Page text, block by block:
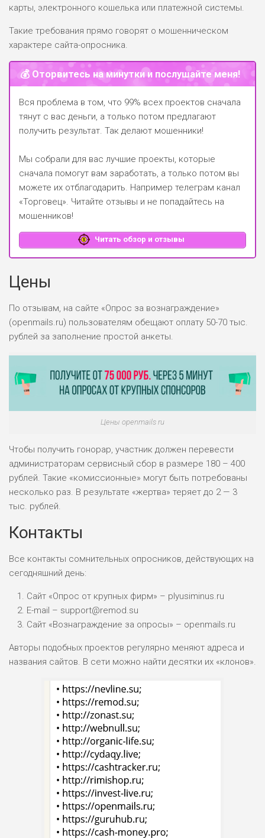
карты, электронного кошелька или платежной системы.
Такие требования прямо говорят о мошенническом
характере сайта-опросника.
💰 Оторвитесь на минутки и послушайте меня!
Вся проблема в том, что 99% всех проектов сначала
тянут с вас деньги, а только потом предлагают
получить результат. Так делают мошенники!
Мы собрали для вас лучшие проекты, которые
сначала помогут вам заработать, а только потом вы
можете их отблагодарить. Например телеграм канал
«Торговец». Читайте отзывы и не попадайтесь на
мошенников!
Читать обзор и отзывы
Цены
По отзывам, на сайте «Опрос за вознаграждение»
(openmails.ru) пользователям обещают оплату 50-70 тыс.
рублей за заполнение простой анкеты.
Цены openmails ru
Чтобы получить гонорар, участник должен перевести
администраторам сервисный сбор в размере 180 – 400
рублей. Такие «комиссионные» могут быть потребованы
несколько раз. В результате «жертва» теряет до 2 — 3
тыс. рублей.
Контакты
Все контакты сомнительных опросников, действующих на
сегодняшний день:
Сайт «Опрос от крупных фирм» – plyusiminus.ru
E-mail – support@remod.su
Сайт «Вознаграждение за опросы» – openmails.ru
Авторы подобных проектов регулярно меняют адреса и
названия сайтов. В сети можно найти десятки их «клонов».